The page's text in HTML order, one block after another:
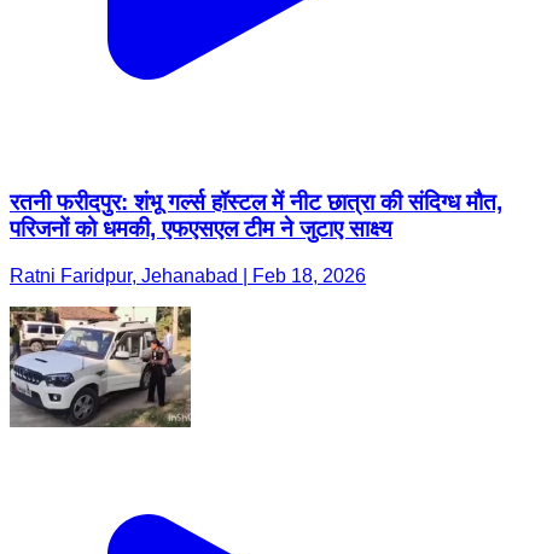
रतनी फरीदपुर: शंभू गर्ल्स हॉस्टल में नीट छात्रा की संदिग्ध मौत,
परिजनों को धमकी, एफएसएल टीम ने जुटाए साक्ष्य
Ratni Faridpur, Jehanabad | Feb 18, 2026